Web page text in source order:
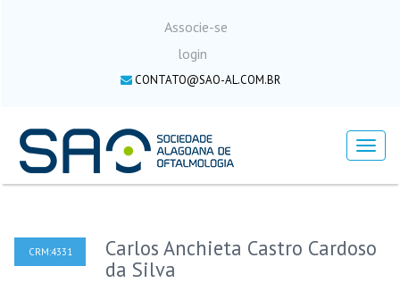
Associe-se
login
CONTATO@SAO-AL.COM.BR
Menu
CRM:4331
Carlos Anchieta Castro Cardoso
da Silva